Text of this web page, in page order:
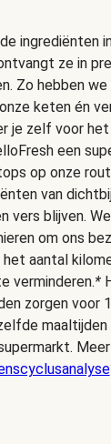
ingrediënten
ze in
Zo hebben we
keten én
je zelf voor
een
op onze
van
vers blijven.
om ons
het aantal
verminderen.*
zorgen voor